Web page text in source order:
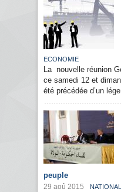
ECONOMIE
La nouvelle réunion
ce samedi 12 et
été précédée d’un
peuple
29 aoû 2015 NATIONAL